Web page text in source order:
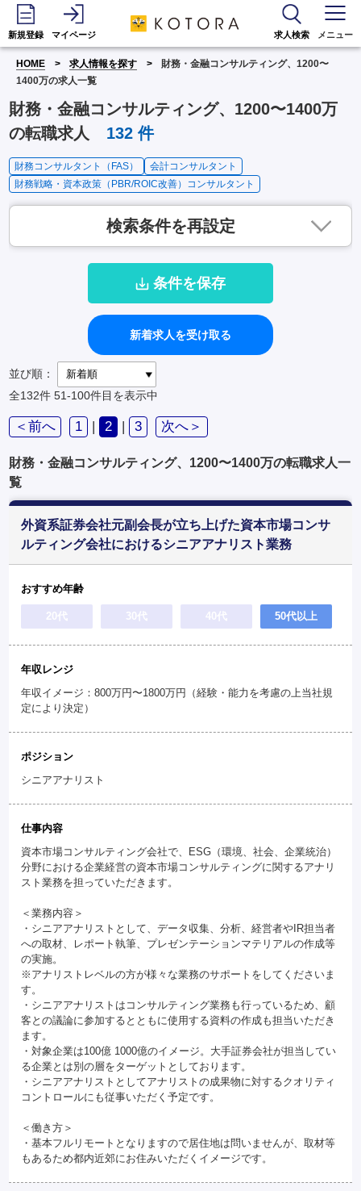
新規登録 マイページ 求人検索 メニュー
HOME 求人情報を探す
財務・金融コンサルティング、1200〜
1400万の求人一覧
財務・金融コンサルティング、1200〜1400万
の転職求人
132件
財務コンサルタント（FAS）
会計コンサルタント
財務戦略・資本政策（PBR/ROIC改善）コンサルタント
検索条件を再設定
条件を保存
新着求人を受け取る
並び順：
全132件 51-100件目を表示中
＜前へ 1 | 2 | 3 次へ＞
財務・金融コンサルティング、1200〜1400万の転職求人一
覧
外資系証券会社元副会長が立ち上げた資本市場コンサ
ルティング会社におけるシニアアナリスト業務
おすすめ年齢
20代 30代 40代 50代以上
年収レンジ
年収イメージ：800万円〜1800万円（経験・能力を考慮の上当社規
定により決定）
ポジション
シニアアナリスト
仕事内容
資本市場コンサルティング会社で、ESG（環境、社会、企業統治）
分野における企業経営の資本市場コンサルティングに関するアナリ
スト業務を担っていただきます。
＜業務内容＞
・シニアアナリストとして、データ収集、分析、経営者やIR担当者
への取材、レポート執筆、プレゼンテーションマテリアルの作成等
の実施。
※アナリストレベルの方が様々な業務のサポートをしてくださいま
す。
・シニアアナリストはコンサルティング業務も行っているため、顧
客との議論に参加するとともに使用する資料の作成も担当いただき
ます。
・対象企業は100億 1000億のイメージ。大手証券会社が担当してい
る企業とは別の層をターゲットとしております。
・シニアアナリストとしてアナリストの成果物に対するクオリティ
コントロールにも従事いただく予定です。
＜働き方＞
・基本フルリモートとなりますので居住地は問いませんが、取材等
もあるため都内近郊にお住みいただくイメージです。